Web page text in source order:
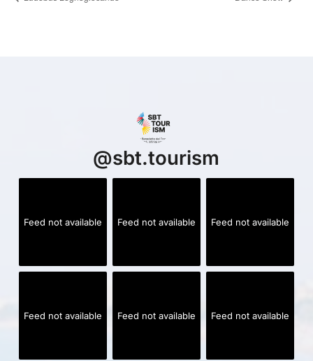
@sbt.tourism
Feed not available Feed not available Feed not available
Feed not available Feed not available Feed not available